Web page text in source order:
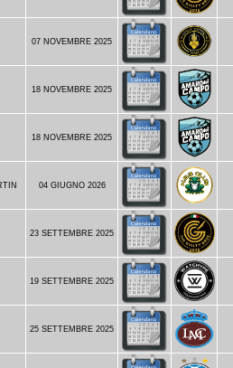
07 NOVEMBRE 2025
18 NOVEMBRE 2025
18 NOVEMBRE 2025
04 GIUGNO 2026
23 SETTEMBRE 2025
19 SETTEMBRE 2025
25 SETTEMBRE 2025